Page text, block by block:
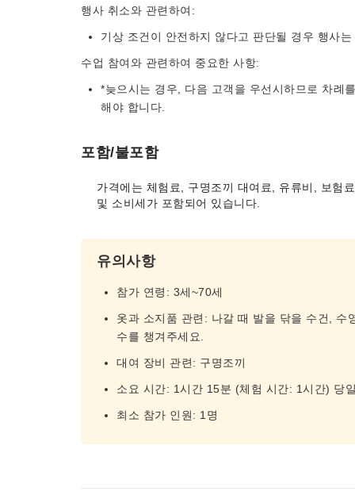
행사 취소와 관련하여:
기상 조건이 안전하지 않다고 판단될 경우 행사는
수업 참여와 관련하여 중요한 사항:
*늦으시는 경우, 다음 고객을 우선시하므로 차례
해야 합니다.
포함/불포함
가격에는 체험료, 구명조끼 대여료, 유류비, 보험료
및 소비세가 포함되어 있습니다.
유의사항
참가 연령: 3세~70세
옷과 소지품 관련: 나갈 때 발을 닦을 수건, 수
수를 챙겨주세요.
대여 장비 관련: 구명조끼
소요 시간: 1시간 15분 (체험 시간: 1시간) 당
최소 참가 인원: 1명